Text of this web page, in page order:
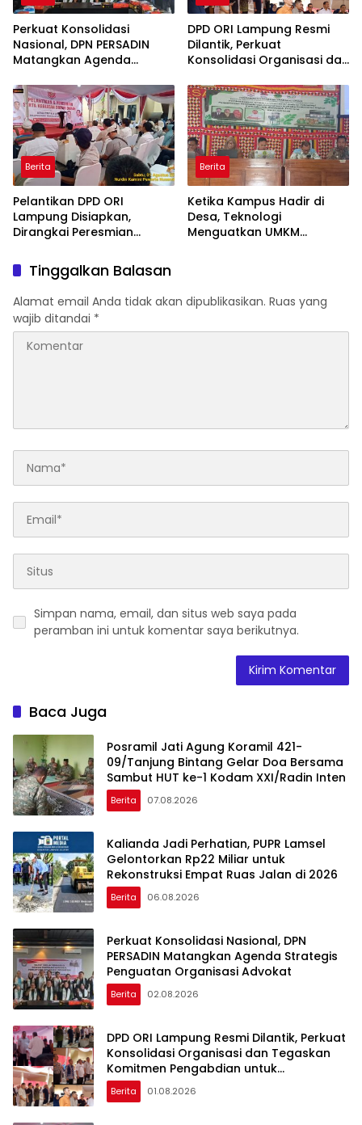
Perkuat Konsolidasi
Nasional, DPN PERSADIN
Matangkan Agenda
Organisasi Advokat
DPD ORI Lampung Resmi
Dilantik, Perkuat
Konsolidasi Organisasi dan
Pengabdian untuk
Masyarakat
Berita
Pelantikan DPD ORI
Lampung Disiapkan,
Dirangkai Peresmian
Darah
Berita
Ketika Kampus Hadir di
Desa, Teknologi
Menguatkan UMKM
Tinggalkan Balasan
Alamat email Anda tidak akan dipublikasikan. Ruas yang
wajib ditandai *
Simpan nama, email, dan situs web saya pada
peramban ini untuk komentar saya berikutnya.
Baca Juga
Posramil Jati Agung Koramil 421-
09/Tanjung Bintang Gelar Doa Bersama
Sambut HUT ke-1 Kodam XXI/Radin Inten
Berita 07.08.2026
Kalianda Jadi Perhatian, PUPR Lamsel
Gelontorkan Rp22 Miliar untuk
Rekonstruksi Empat Ruas Jalan di 2026
Berita 06.08.2026
Perkuat Konsolidasi Nasional, DPN
PERSADIN Matangkan Agenda Strategis
Penguatan Organisasi Advokat
Berita 02.08.2026
DPD ORI Lampung Resmi Dilantik, Perkuat
Konsolidasi Organisasi dan Tegaskan
Komitmen Pengabdian untuk
Masyarakat
Berita 01.08.2026